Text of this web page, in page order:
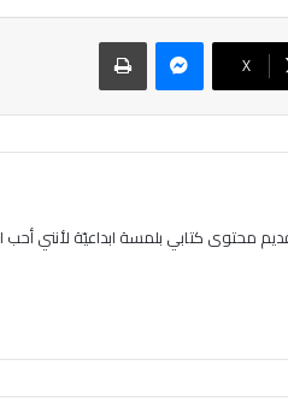
‫X
ماسنجر طباعة
محتوى كتابي بلمسة ابداعيّة لأنني أحب